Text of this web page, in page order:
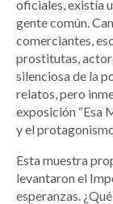
oficiales, existía
gente común.
comerciantes,
prostitutas,
silenciosa de la
relatos, pero
exposición “Esa
y el
Esta muestra
levantaron el
esperanzas.